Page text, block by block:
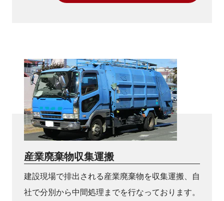
産業廃棄物収集運搬
建設現場で排出される産業廃棄物を収集運搬、自
社で分別から中間処理までを行なっております。